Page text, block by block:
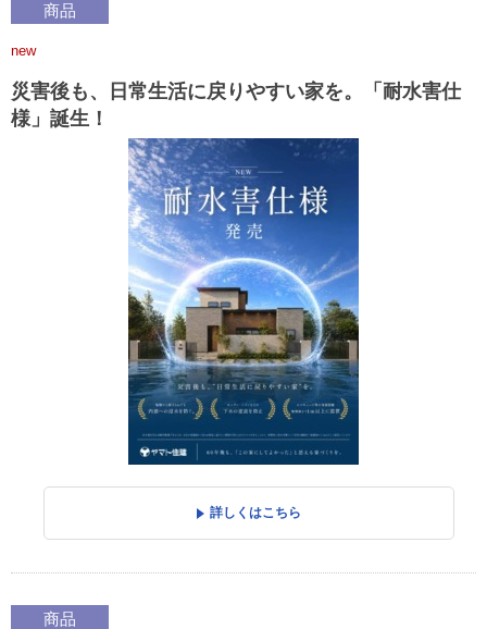
商品
new
災害後も、日常生活に戻りやすい家を。「耐水害仕
様」誕生！
詳しくはこちら
商品